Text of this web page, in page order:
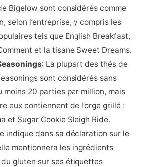
Bigelow sont considérés comme
selon l’entreprise, y compris les
tels que English Breakfast,
et la tisane Sweet Dreams.
: La plupart des thés de
sont considérés sans
moins 20 parties par million, mais
eux contiennent de l’orge grillé :
et Sugar Cookie Sleigh Ride.
indique dans sa déclaration sur le
mentionnera les ingrédients
gluten sur ses étiquettes